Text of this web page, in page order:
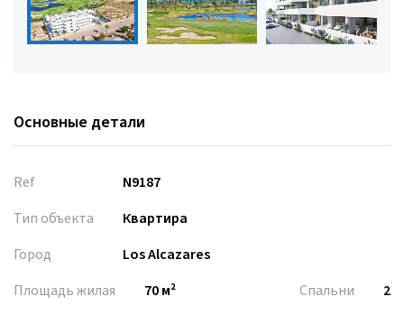
Основные детали
Ref
N9187
Тип объекта
Квартира
Город
Los Alcazares
Площадь жилая
70 м²
Спальни
2